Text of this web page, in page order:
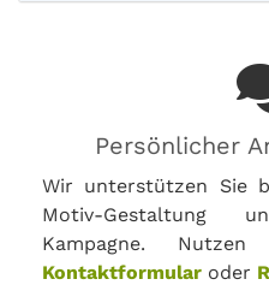
Persönlicher
Wir unterstützen Sie
Motiv-Gestaltung
Kampagne.
Kontaktformular oder